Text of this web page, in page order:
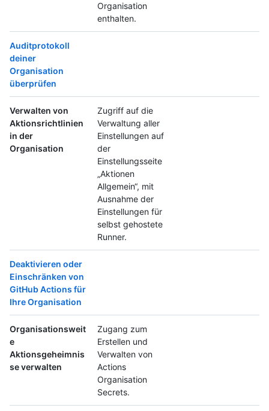
Organisation
enthalten.
Auditprotokoll
deiner
Organisation
überprüfen
Verwalten von
Aktionsrichtlinien
in der
Organisation
Zugriff auf die
Verwaltung aller
Einstellungen auf
der
Einstellungsseite
„Aktionen
Allgemein“, mit
Ausnahme der
Einstellungen für
selbst gehostete
Runner.
Deaktivieren oder
Einschränken von
GitHub Actions für
Ihre Organisation
Organisationsweit
e
Aktionsgeheimnis
se verwalten
Zugang zum
Erstellen und
Verwalten von
Actions
Organisation
Secrets.